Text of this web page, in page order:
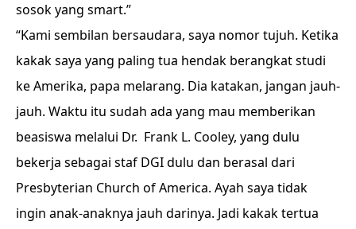
sosok yang smart.”
“Kami sembilan bersaudara, saya nomor tujuh. Ketika
kakak saya yang paling tua hendak berangkat studi
ke Amerika, papa melarang. Dia katakan, jangan jauh-
jauh. Waktu itu sudah ada yang mau memberikan
beasiswa melalui Dr. Frank L. Cooley, yang dulu
bekerja sebagai staf DGI dulu dan berasal dari
Presbyterian Church of America. Ayah saya tidak
ingin anak-anaknya jauh darinya. Jadi kakak tertua